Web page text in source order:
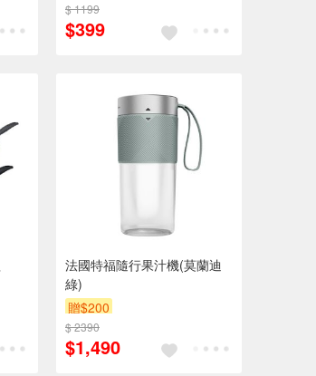
$ 1199
$399
法國特福隨行果汁機(莫蘭迪
綠)
贈$200
$ 2390
$1,490